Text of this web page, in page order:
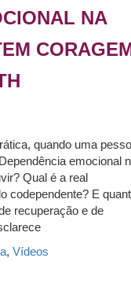
NA
quando uma
emocional
Qual é a real
codependente? E
recuperação e de
, Vídeos